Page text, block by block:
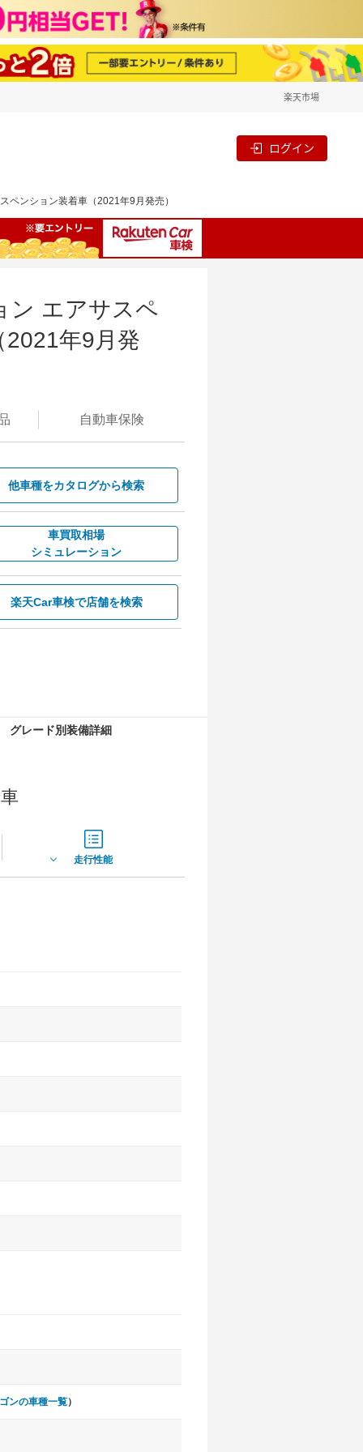
楽天市場
ログイン
ペンション装着車（2021年9月発売）
ン エアサスペ
年9月発
自動車保険
他車種をカタログから検索
車買取相場
シミュレーション
楽天Car車検で店舗を検索
グレード別装備詳細
走行性能
ンの車種一覧）